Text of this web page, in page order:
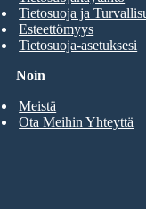
Noin
Meistä
Ota Meihin Yhteyttä
Tietosuoja ja
Esteettömyys
Tietosuoja-asetuksesi